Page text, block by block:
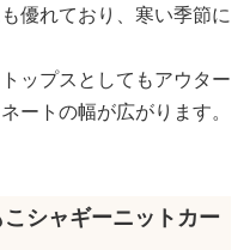
優れており、寒い季節に
ップスとしてもアウター
ートの幅が広がります。
シャギーニットカー